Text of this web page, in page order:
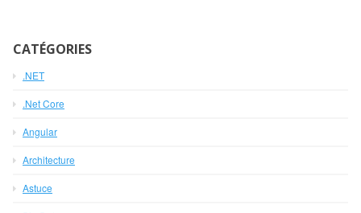
CATÉGORIES
.NET
.Net Core
Angular
Architecture
Astuce